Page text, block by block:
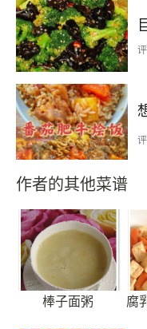
作者的其他菜谱
棒子面粥 腐